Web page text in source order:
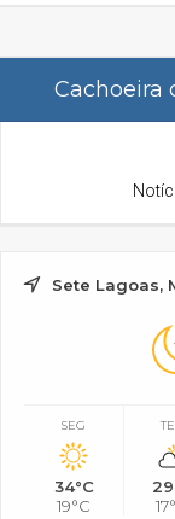
Cachoeira
Sete Lagoas,
SEG
34°C
19°C